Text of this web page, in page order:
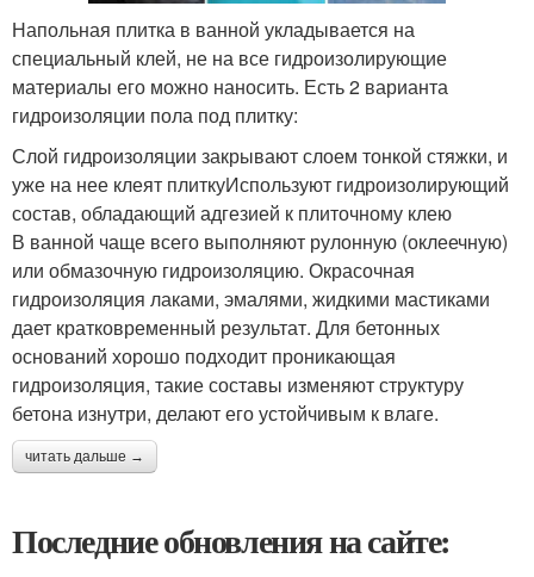
Напольная плитка в ванной укладывается на
специальный клей, не на все гидроизолирующие
материалы его можно наносить. Есть 2 варианта
гидроизоляции пола под плитку:
Слой гидроизоляции закрывают слоем тонкой стяжки, и
уже на нее клеят плиткуИспользуют гидроизолирующий
состав, обладающий адгезией к плиточному клею
В ванной чаще всего выполняют рулонную (оклеечную)
или обмазочную гидроизоляцию. Окрасочная
гидроизоляция лаками, эмалями, жидкими мастиками
дает кратковременный результат. Для бетонных
оснований хорошо подходит проникающая
гидроизоляция, такие составы изменяют структуру
бетона изнутри, делают его устойчивым к влаге.
читать дальше →
Последние обновления на сайте: